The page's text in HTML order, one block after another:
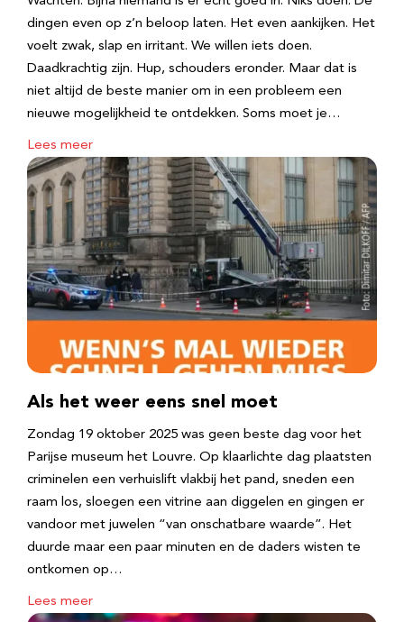
dingen even op z’n beloop laten. Het even aankijken. Het
voelt zwak, slap en irritant. We willen iets doen.
Daadkrachtig zijn. Hup, schouders eronder. Maar dat is
niet altijd de beste manier om in een probleem een
nieuwe mogelijkheid te ontdekken. Soms moet je…
Lees meer
Als het weer eens snel moet
Zondag 19 oktober 2025 was geen beste dag voor het
Parijse museum het Louvre. Op klaarlichte dag plaatsten
criminelen een verhuislift vlakbij het pand, sneden een
raam los, sloegen een vitrine aan diggelen en gingen er
vandoor met juwelen “van onschatbare waarde”. Het
duurde maar een paar minuten en de daders wisten te
ontkomen op…
Lees meer